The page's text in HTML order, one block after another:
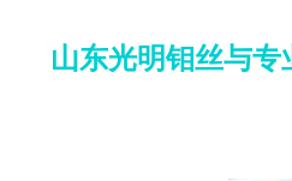
山东光明钼丝与